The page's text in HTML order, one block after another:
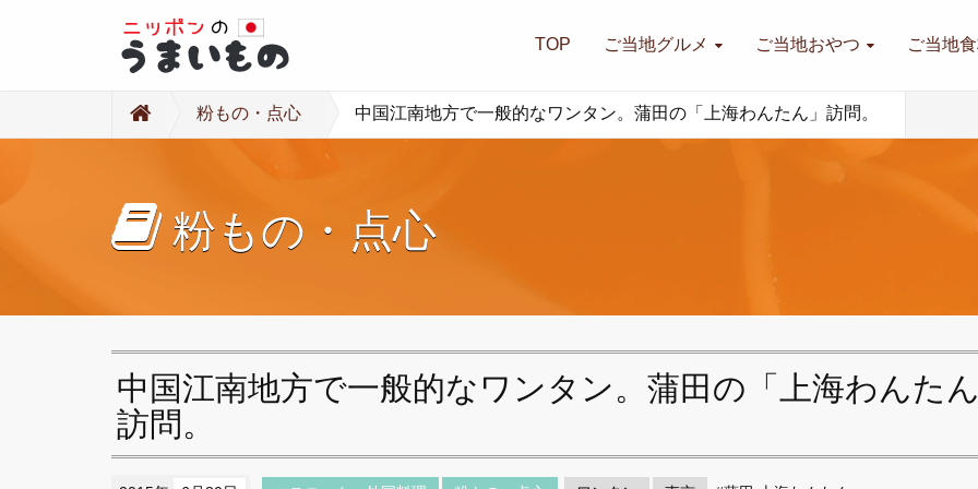
TOP ご当地グルメ ご当地おやつ ご当地
粉もの・点心 中国江南地方で一般的なワンタン。蒲田の「上海わんたん」訪問。
粉もの・点心
中国江南地方で一般的なワンタン。蒲田の「上海わんた
訪問。